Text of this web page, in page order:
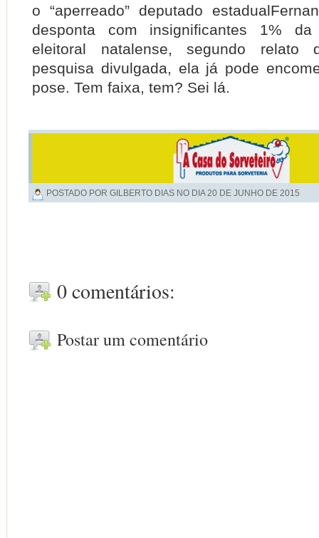
o “aperreado” deputado estadual
desponta com insignificantes 1% da
eleitoral natalense, segundo relato
pesquisa divulgada, ela já pode
pose. Tem faixa, tem? Sei lá.
POSTADO POR GILBERTO DIAS NO DIA 20 DE JUNHO DE 2015
0 comentários:
Postar um comentário